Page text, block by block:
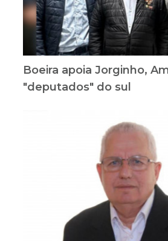
Boeira apoia Jorginho,
"deputados" do sul